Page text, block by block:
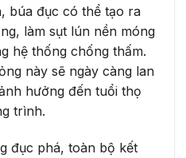
búa đục có thể tạo ra
làm sụt lún nền móng
hệ thống chống thấm.
này sẽ ngày càng lan
hưởng đến tuổi thọ
trình.
đục phá, toàn bộ kết